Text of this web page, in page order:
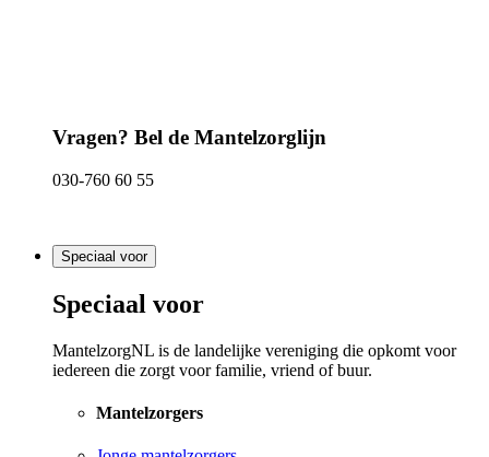
Vragen? Bel de Mantelzorglijn
030-760 60 55
Speciaal voor
Speciaal voor
MantelzorgNL is de landelijke vereniging die opkomt voor
iedereen die zorgt voor familie, vriend of buur.
Mantelzorgers